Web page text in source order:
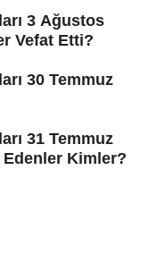
3 Ağustos
Vefat Etti?
30 Temmuz
31 Temmuz
Kimler?